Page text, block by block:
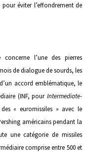
éviter l’effondrement de
l’une des pierres
de dialogue de sourds, les
accord emblématique, le
(INF, pour Intermediate-
« euromissiles » avec le
américains pendant la
une catégorie de missiles
comprise entre 500 et